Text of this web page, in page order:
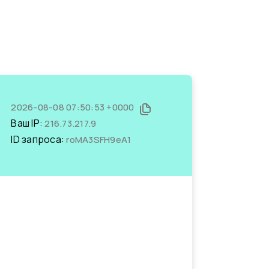
2026-08-08 07:50:53 +0000
Ваш IP:216.73.217.9
ID запроса:roMA3SFH9eA1